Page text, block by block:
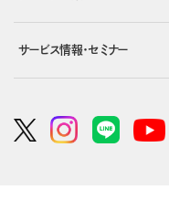
サービス情報・セミナー